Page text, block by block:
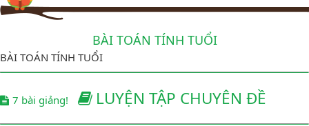
BÀI TOÁN TÍNH TUỔI
BÀI TOÁN TÍNH TUỔI
7 bài giảng! LUYỆN TẬP CHUYÊN ĐỀ